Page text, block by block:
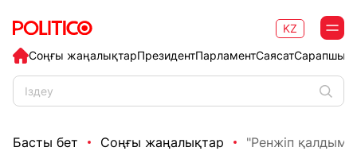
Соңғы жаңалықтарПрезидентПарламентСаясат
KZ
Басты бет Соңғы жаңалықтар "Ренжіп қалдым":